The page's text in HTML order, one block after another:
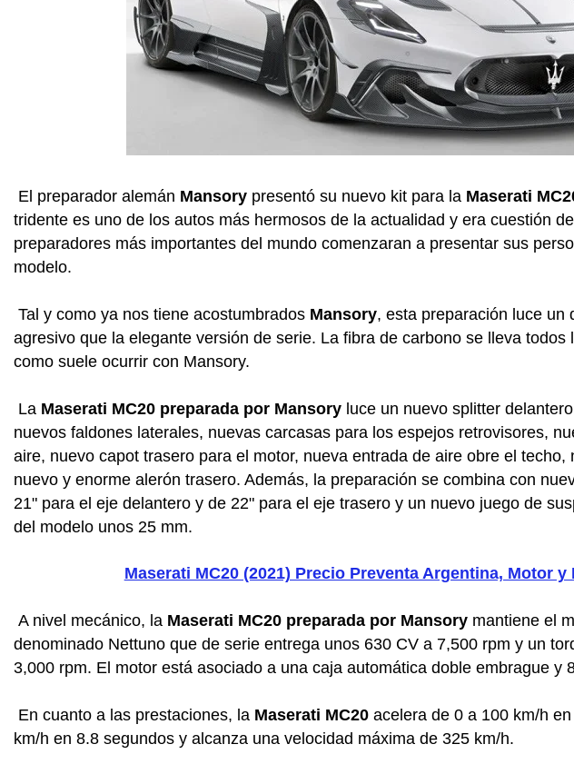
El preparador alemán Mansory presentó su nuevo kit para la Maserati
tridente es uno de los autos más hermosos de la actualidad y era cuestión
preparadores más importantes del mundo comenzaran a presentar sus
modelo.
Tal y como ya nos tiene acostumbrados Mansory, esta preparación luce un
agresivo que la elegante versión de serie. La fibra de carbono se lleva todos
como suele ocurrir con Mansory.
La Maserati MC20 preparada por Mansory luce un nuevo splitter
nuevos faldones laterales, nuevas carcasas para los espejos retrovisores,
aire, nuevo capot trasero para el motor, nueva entrada de aire obre el techo,
nuevo y enorme alerón trasero. Además, la preparación se combina con
21" para el eje delantero y de 22" para el eje trasero y un nuevo juego de
del modelo unos 25 mm.
Maserati MC20 (2021) Precio Preventa Argentina, Motor y
A nivel mecánico, la Maserati MC20 preparada por Mansory mantiene el
denominado Nettuno que de serie entrega unos 630 CV a 7,500 rpm y un
3,000 rpm. El motor está asociado a una caja automática doble embrague y
En cuanto a las prestaciones, la Maserati MC20 acelera de 0 a 100 km/h
km/h en 8.8 segundos y alcanza una velocidad máxima de 325 km/h.